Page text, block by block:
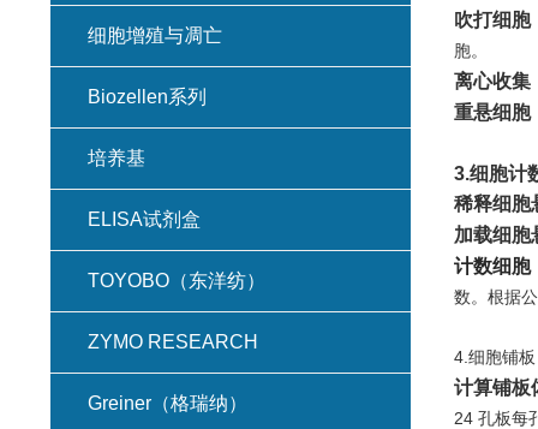
吹打细胞
胞。
离心收集
重悬细胞
3.细胞计
稀释细胞
加载细胞
计数细胞
数。根据
4.细胞铺板
计算铺板
24 孔板每
细胞增殖与凋亡
Biozellen系列
培养基
ELISA试剂盒
TOYOBO（东洋纺）
ZYMO RESEARCH
Greiner（格瑞纳）